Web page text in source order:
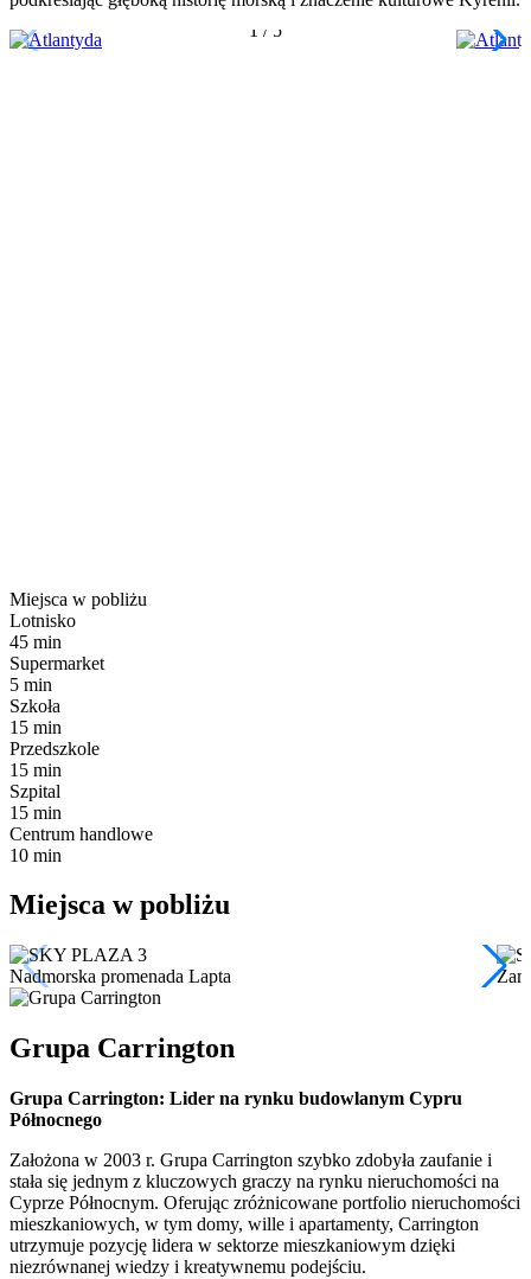
1 / 5
Miejsca w pobliżu
Lotnisko
45 min
Supermarket
5 min
Szkoła
15 min
Przedszkole
15 min
Szpital
15 min
Centrum handlowe
10 min
Miejsca w pobliżu
Nadmorska promenada Lapta
Grupa Carrington
Grupa Carrington: Lider na rynku budowlanym Cypru
Północnego
Założona w 2003 r. Grupa Carrington szybko zdobyła zaufanie i
stała się jednym z kluczowych graczy na rynku nieruchomości na
Cyprze Północnym. Oferując zróżnicowane portfolio nieruchomości
mieszkaniowych, w tym domy, wille i apartamenty, Carrington
utrzymuje pozycję lidera w sektorze mieszkaniowym dzięki
niezrównanej wiedzy i kreatywnemu podejściu.